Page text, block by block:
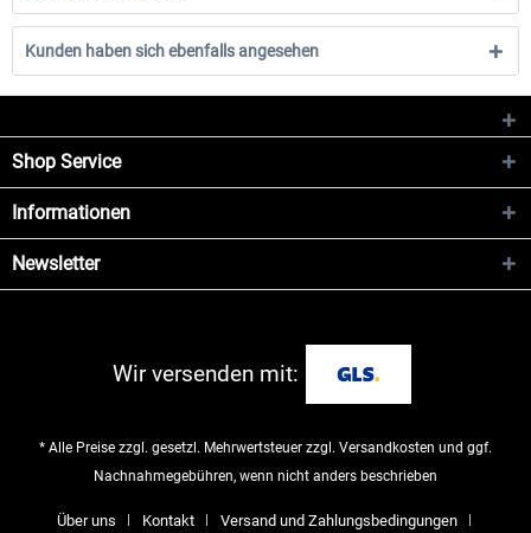
Kunden haben sich ebenfalls angesehen
Shop Service
Informationen
Newsletter
Wir versenden mit:
* Alle Preise zzgl. gesetzl. Mehrwertsteuer zzgl. Versandkosten und ggf.
Nachnahmegebühren, wenn nicht anders beschrieben
Über uns Kontakt Versand und Zahlungsbedingungen